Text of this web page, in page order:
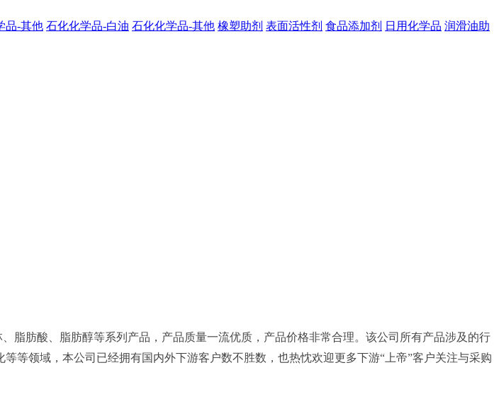
品-其他 石化化学品-白油 石化化学品-其他 橡塑助剂 表面活性剂 食品添加剂 日用化学品 润滑油助
脂肪酸、脂肪醇等系列产品，产品质量一流优质，产品价格非常合理。该公司所有产品涉及的行
等领域，本公司已经拥有国内外下游客户数不胜数，也热忱欢迎更多下游“上帝”客户关注与采购